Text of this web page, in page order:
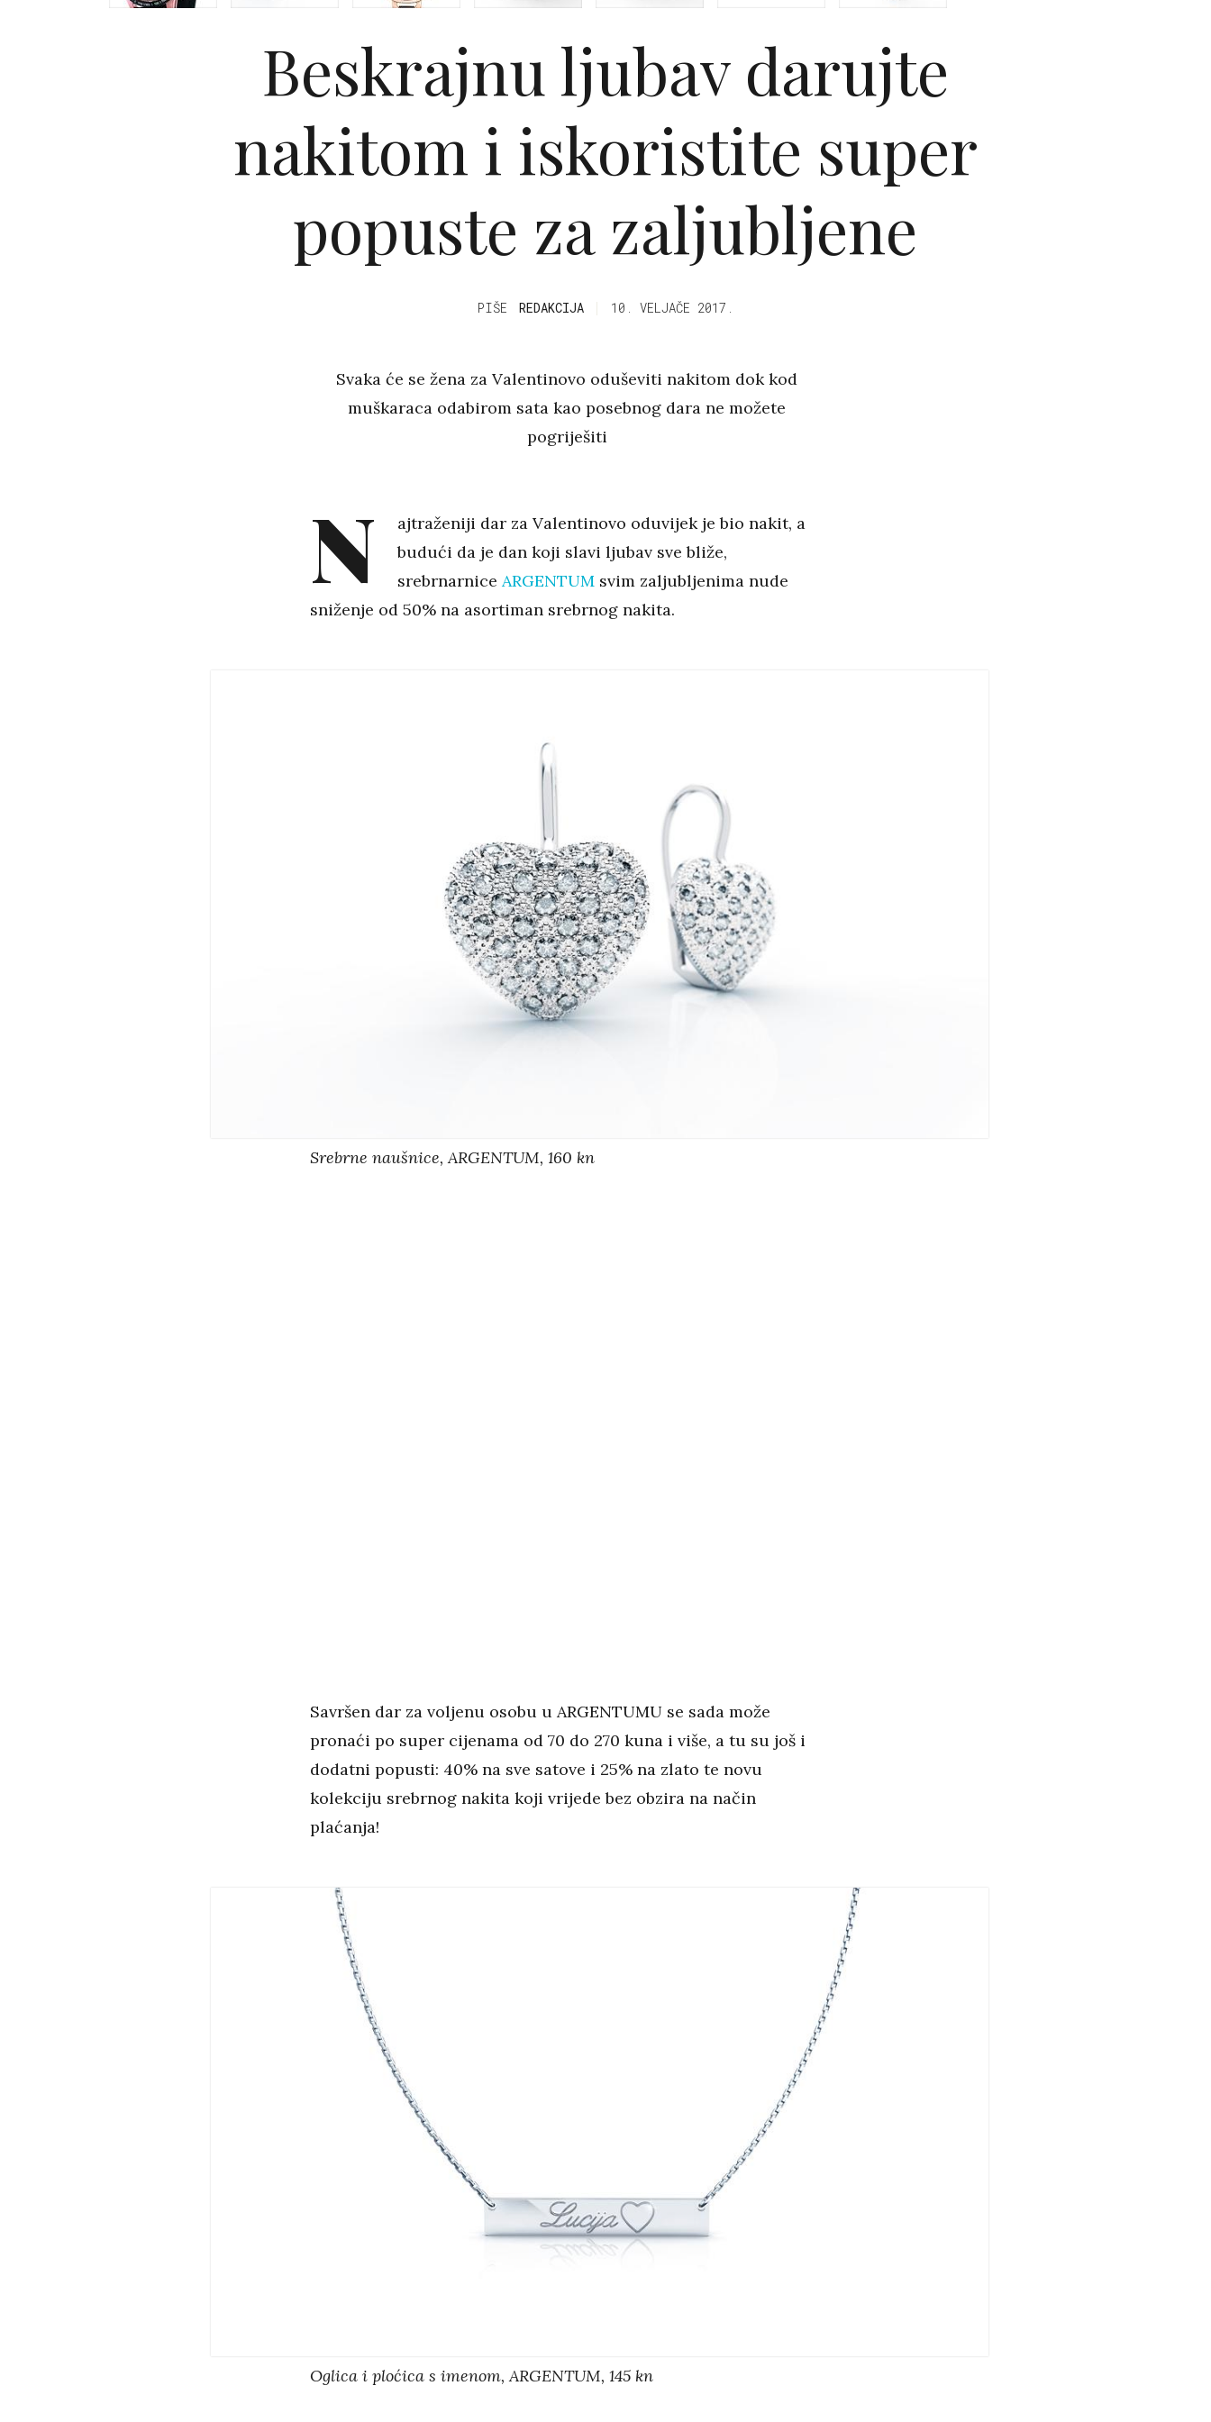
Beskrajnu ljubav darujte
nakitom i iskoristite super
popuste za zaljubljene
PIŠE REDAKCIJA 10. VELJAČE 2017.
Svaka će se žena za Valentinovo oduševiti nakitom dok kod
muškaraca odabirom sata kao posebnog dara ne možete
pogriješiti
N
ajtraženiji dar za Valentinovo oduvijek je bio nakit, a
budući da je dan koji slavi ljubav sve bliže,
srebrnarniceARGENTUM svim zaljubljenima nude
sniženje od 50% na asortiman srebrnog nakita.
Srebrne naušnice, ARGENTUM, 160 kn
Savršen dar za voljenu osobu u ARGENTUMU se sada može
pronaći po super cijenama od 70 do 270 kuna i više, a tu su još i
dodatni popusti: 40% na sve satove i 25% na zlato te novu
kolekciju srebrnog nakita koji vrijede bez obzira na način
plaćanja!
Oglica i ploćica s imenom, ARGENTUM, 145 kn